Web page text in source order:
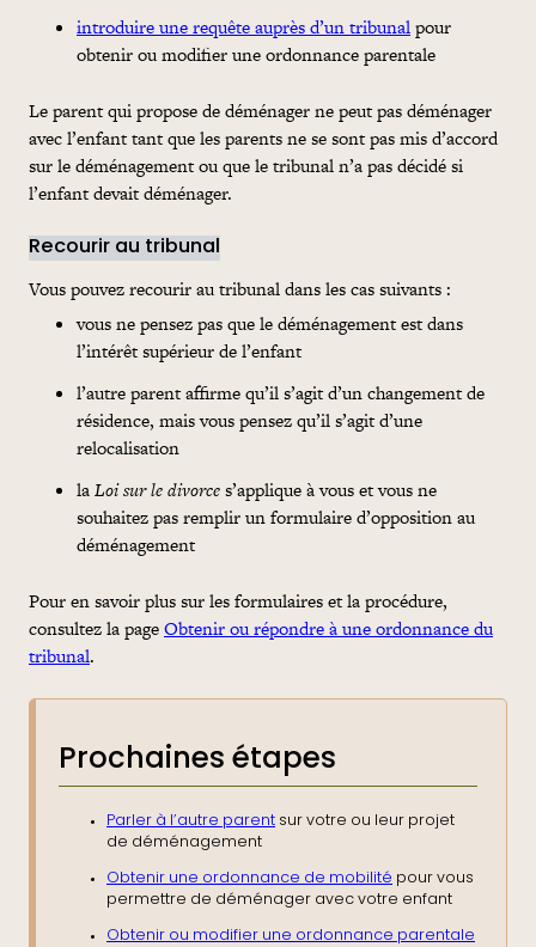
introduire une requête auprès d’un tribunalpour
obtenir ou modifier une ordonnance parentale
Le parent qui propose de déménager ne peut pas déménager
avec l’enfant tant que les parents ne se sont pas mis d’accord
sur le déménagement ou que le tribunal n’a pas décidé si
l’enfant devait déménager.
Recourir au tribunal
Vous pouvez recourir au tribunal dans les cas suivants :
vous ne pensez pas que le déménagement est dans
l’intérêt supérieur de l’enfant
l’autre parent affirme qu’il s’agit d’un changement de
résidence, mais vous pensez qu’il s’agit d’une
relocalisation
laLoi sur le divorces’applique à vous et vous ne
souhaitez pas remplir un formulaire d’opposition au
déménagement
Pour en savoir plus sur les formulaires et la procédure,
consultez la pageObtenir ou répondre à une ordonnance du
tribunal.
Prochaines étapes
Parler à l’autre parent sur votre ou leur projet
de déménagement
Obtenir une ordonnance de mobilité pour vous
permettre de déménager avec votre enfant
Obtenir ou modifier une ordonnance parentale